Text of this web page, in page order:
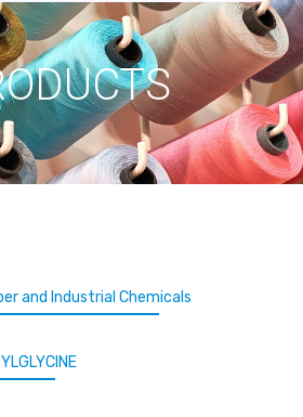
and Industrial Chemicals